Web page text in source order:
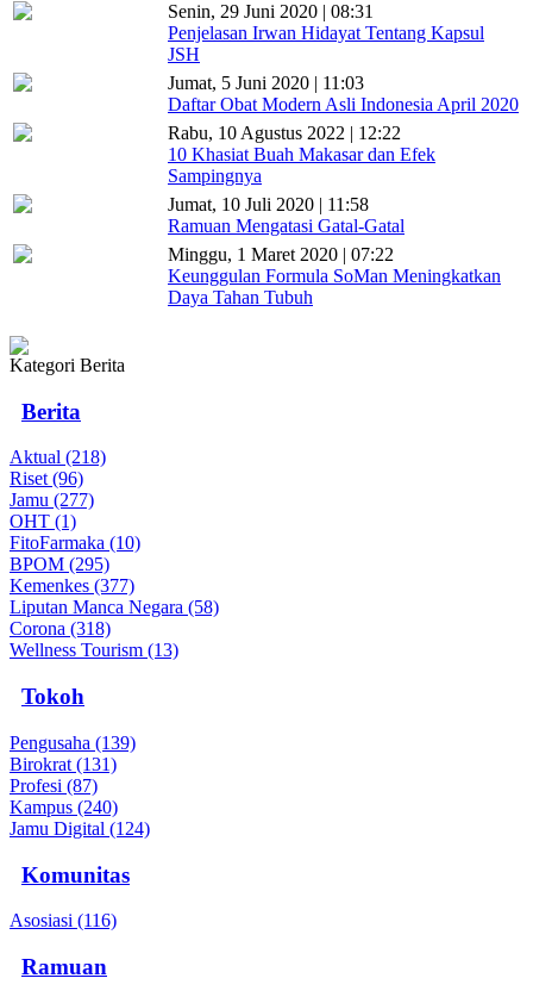
Senin, 29 Juni 2020 | 08:31
Penjelasan Irwan Hidayat Tentang Kapsul
JSH
Jumat, 5 Juni 2020 | 11:03
Daftar Obat Modern Asli Indonesia April 2020
Rabu, 10 Agustus 2022 | 12:22
10 Khasiat Buah Makasar dan Efek
Sampingnya
Jumat, 10 Juli 2020 | 11:58
Ramuan Mengatasi Gatal-Gatal
Minggu, 1 Maret 2020 | 07:22
Keunggulan Formula SoMan Meningkatkan
Daya Tahan Tubuh
Kategori Berita
Berita
Aktual (218)
Riset (96)
Jamu (277)
OHT (1)
FitoFarmaka (10)
BPOM (295)
Kemenkes (377)
Liputan Manca Negara (58)
Corona (318)
Wellness Tourism (13)
Tokoh
Pengusaha (139)
Birokrat (131)
Profesi (87)
Kampus (240)
Jamu Digital (124)
Komunitas
Asosiasi (116)
Ramuan